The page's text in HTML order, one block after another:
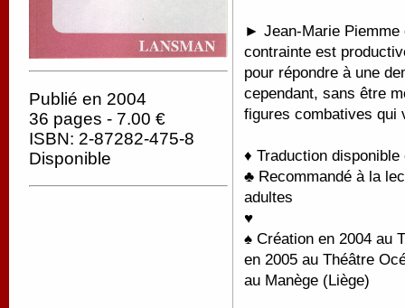
Publié en 2004
36 pages - 7.00 €
ISBN: 2-87282-475-8
Disponible
► Jean-Marie Piemme
contrainte est
pour répondre à une
cependant, sans être
figures combatives
♦ Traduction
♣ Recommandé à la
adultes
♥
♠ Création en 2004 au
en 2005 au Théâtre
au Manège (Liège)